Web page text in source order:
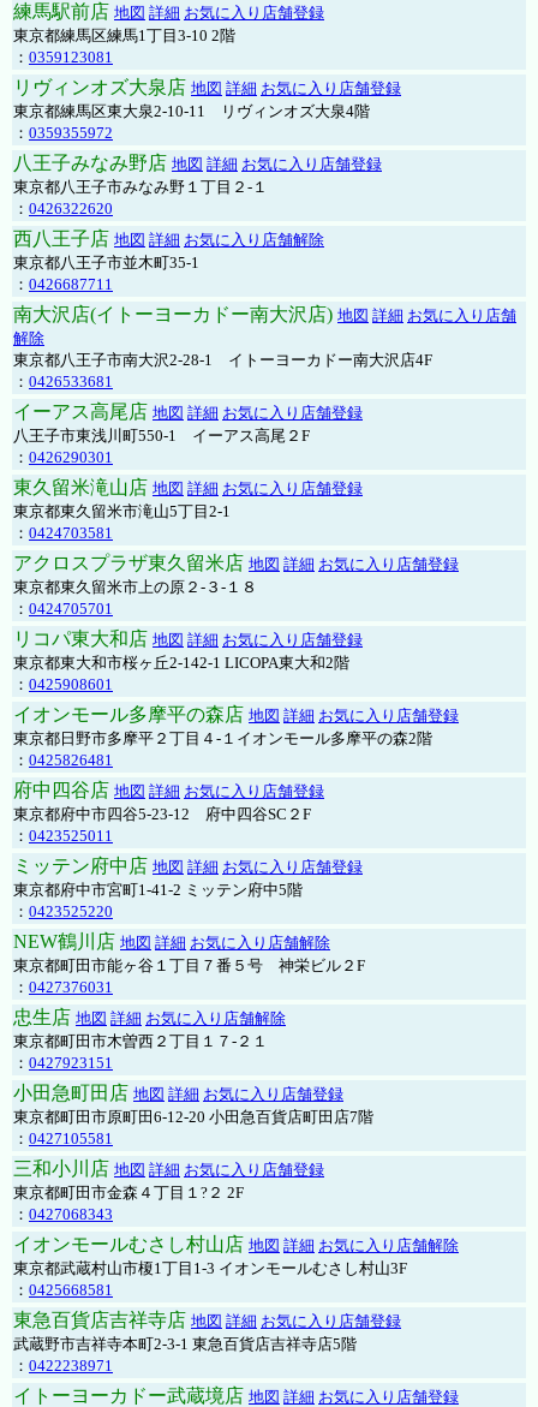
練馬駅前店 地図 詳細 お気に入り店舗登録
東京都練馬区練馬1丁目3-10 2階
： 0359123081
リヴィンオズ大泉店 地図 詳細 お気に入り店舗登録
東京都練馬区東大泉2-10-11 リヴィンオズ大泉4階
： 0359355972
八王子みなみ野店 地図 詳細 お気に入り店舗登録
東京都八王子市みなみ野１丁目２-１
： 0426322620
西八王子店 地図 詳細 お気に入り店舗解除
東京都八王子市並木町35-1
： 0426687711
南大沢店(イトーヨーカドー南大沢店) 地図 詳細 お気に入り店舗
解除
東京都八王子市南大沢2-28-1 イトーヨーカドー南大沢店4F
： 0426533681
イーアス高尾店 地図 詳細 お気に入り店舗登録
八王子市東浅川町550-1 イーアス高尾２F
： 0426290301
東久留米滝山店 地図 詳細 お気に入り店舗登録
東京都東久留米市滝山5丁目2-1
： 0424703581
アクロスプラザ東久留米店 地図 詳細 お気に入り店舗登録
東京都東久留米市上の原２-３-１８
： 0424705701
リコパ東大和店 地図 詳細 お気に入り店舗登録
東京都東大和市桜ヶ丘2-142-1 LICOPA東大和2階
： 0425908601
イオンモール多摩平の森店 地図 詳細 お気に入り店舗登録
東京都日野市多摩平２丁目４-１イオンモール多摩平の森2階
： 0425826481
府中四谷店 地図 詳細 お気に入り店舗登録
東京都府中市四谷5-23-12 府中四谷SC２F
： 0423525011
ミッテン府中店 地図 詳細 お気に入り店舗登録
東京都府中市宮町1-41-2 ミッテン府中5階
： 0423525220
NEW鶴川店 地図 詳細 お気に入り店舗解除
東京都町田市能ヶ谷１丁目７番５号 神栄ビル２F
： 0427376031
忠生店 地図 詳細 お気に入り店舗解除
東京都町田市木曽西２丁目１７-２１
： 0427923151
小田急町田店 地図 詳細 お気に入り店舗登録
東京都町田市原町田6-12-20 小田急百貨店町田店7階
： 0427105581
三和小川店 地図 詳細 お気に入り店舗登録
東京都町田市金森４丁目１?２ 2F
： 0427068343
イオンモールむさし村山店 地図 詳細 お気に入り店舗解除
東京都武蔵村山市榎1丁目1-3 イオンモールむさし村山3F
： 0425668581
東急百貨店吉祥寺店 地図 詳細 お気に入り店舗登録
武蔵野市吉祥寺本町2-3-1 東急百貨店吉祥寺店5階
： 0422238971
イトーヨーカドー武蔵境店 地図 詳細 お気に入り店舗登録